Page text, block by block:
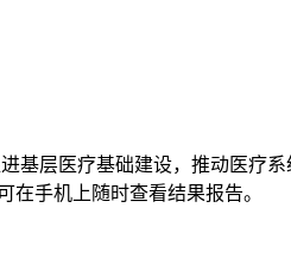
基层医疗基础建设，推动医疗
手机上随时查看结果报告。